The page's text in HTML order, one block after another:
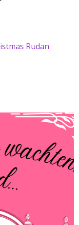
Rudan